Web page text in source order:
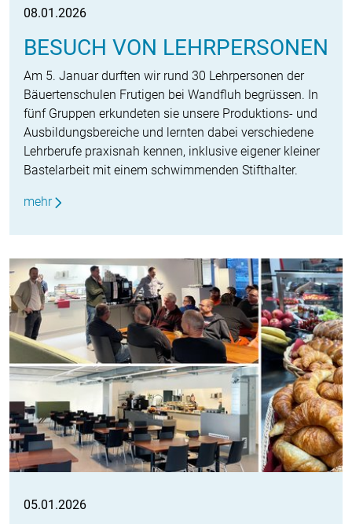
08.01.2026
BESUCH VON LEHRPERSONEN
Am 5. Januar durften wir rund 30 Lehrpersonen der
Bäuertenschulen Frutigen bei Wandfluh begrüssen. In
fünf Gruppen erkundeten sie unsere Produktions- und
Ausbildungsbereiche und lernten dabei verschiedene
Lehrberufe praxisnah kennen, inklusive eigener kleiner
Bastelarbeit mit einem schwimmenden Stifthalter.
mehr
05.01.2026